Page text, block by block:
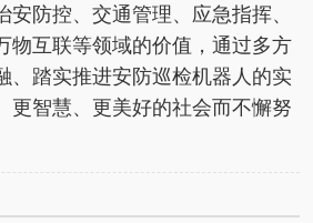
安防控、交通管理、应急指挥、
物互联等领域的价值，通过多方
、踏实推进安防巡检机器人的实
更智慧、更美好的社会而不懈努